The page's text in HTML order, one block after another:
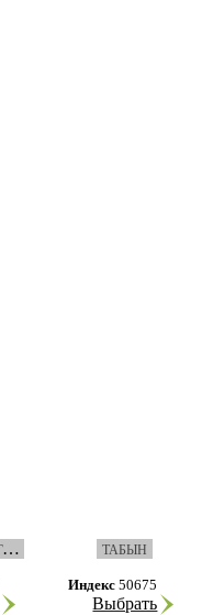
Т
УЛПАР / ПЕГАС ТАБЫН
Индекс 50675
Выбрать